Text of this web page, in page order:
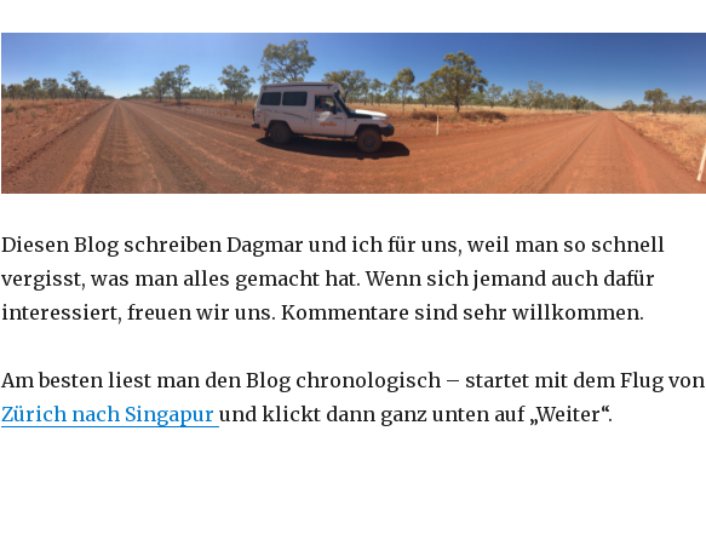
Diesen Blog schreiben Dagmar und ich für uns, weil man so schnell
vergisst, was man alles gemacht hat. Wenn sich jemand auch dafür
interessiert, freuen wir uns. Kommentare sind sehr willkommen.
Am besten liest man den Blog chronologisch – startet mit dem Flug von
Zürich nach Singapur und klickt dann ganz unten auf „Weiter“.